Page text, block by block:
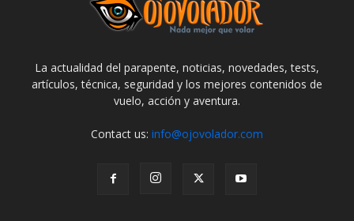
La actualidad del parapente, noticias, novedades, tests,
artículos, técnica, seguridad y los mejores contenidos de
vuelo, acción y aventura.
Contact us: info@ojovolador.com